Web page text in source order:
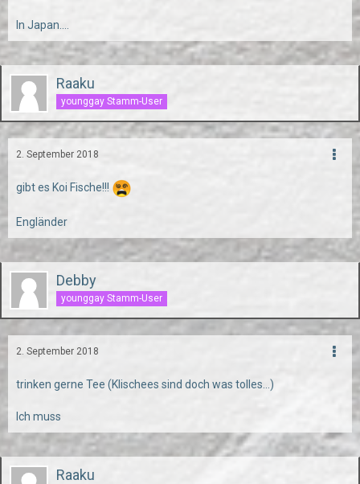
In Japan....
Raaku
younggay Stamm-User
2. September 2018
gibt es Koi Fische!!!
Engländer
Debby
younggay Stamm-User
2. September 2018
trinken gerne Tee (Klischees sind doch was tolles...)
Ich muss
Raaku